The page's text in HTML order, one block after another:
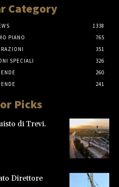
Category
1338
PIANO
765
351
SPECIALI
326
260
241
Picks
di Trevi.
Direttore